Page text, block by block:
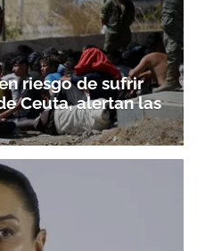
riesgo de sufrir
Ceuta, alertan las